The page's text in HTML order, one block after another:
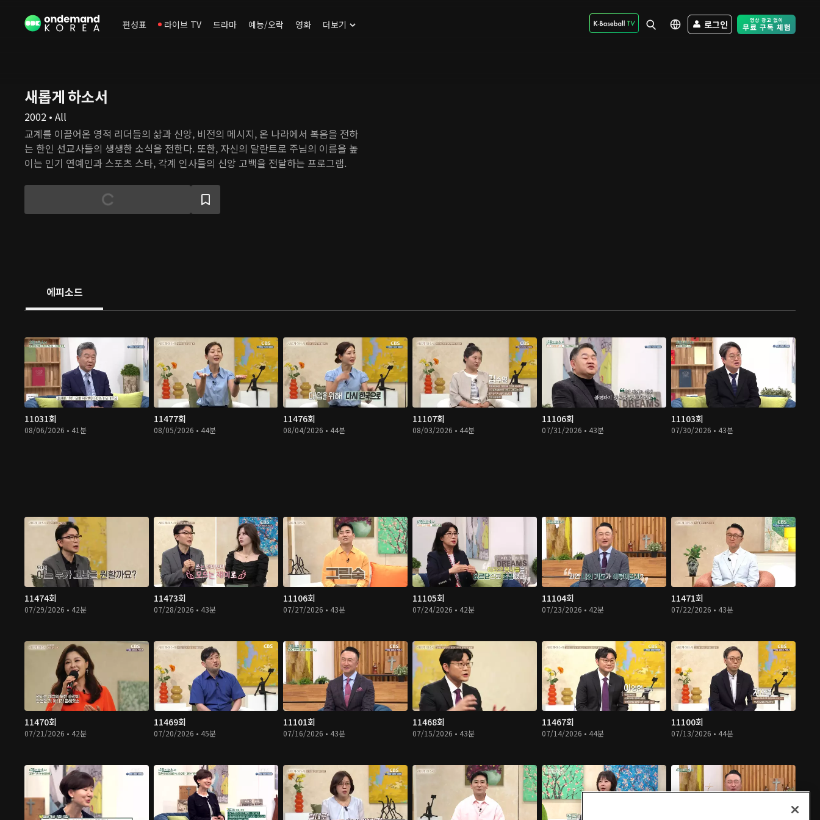
편성표 라이브 TV 드라마 예능/오락 영화 더보기 로그인 Free Trial -
새롭게 하소서
2002 • All
교계를 이끌어온 영적 리더들의 삶과 신앙, 비전의 메시지, 온 나라에서 복음을 전하
는 한인 선교사들의 생생한 소식을 전한다. 또한, 자신의 달란트로 주님의 이름을 높
이는 인기 연예인과 스포츠 스타, 각계 인사들의 신앙 고백을 전달하는 프로그램.
에피소드
11031회
08/06/2026 • 41분
11477회
08/05/2026 • 44분
11476회
08/04/2026 • 44분
11107회
08/03/2026 • 44분
11106회
07/31/2026 • 43분
11103회
07/30/2026 • 43분
11474회
07/29/2026 • 42분
11473회
07/28/2026 • 43분
11106회
07/27/2026 • 43분
11105회
07/24/2026 • 42분
11104회
07/23/2026 • 42분
11471회
07/22/2026 • 43분
11470회
07/21/2026 • 42분
11469회
07/20/2026 • 45분
11101회
07/16/2026 • 43분
11468회
07/15/2026 • 43분
11467회
07/14/2026 • 44분
11100회
07/13/2026 • 44분